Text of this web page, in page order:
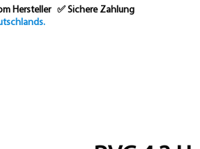
Hersteller ✅ Sichere Zahlung